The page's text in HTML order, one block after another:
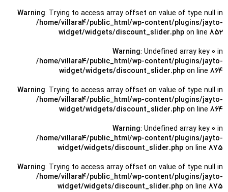
Warning: Trying to access array offset on value of type null in
/home/villara4/public_html/wp-content/plugins/jayto-
widget/widgets/discount_slider.php on line 852
Warning: Undefined array key 0 in
/home/villara4/public_html/wp-content/plugins/jayto-
widget/widgets/discount_slider.php on line 864
Warning: Trying to access array offset on value of type null in
/home/villara4/public_html/wp-content/plugins/jayto-
widget/widgets/discount_slider.php on line 864
Warning: Undefined array key 0 in
/home/villara4/public_html/wp-content/plugins/jayto-
widget/widgets/discount_slider.php on line 875
Warning: Trying to access array offset on value of type null in
/home/villara4/public_html/wp-content/plugins/jayto-
widget/widgets/discount_slider.php on line 875